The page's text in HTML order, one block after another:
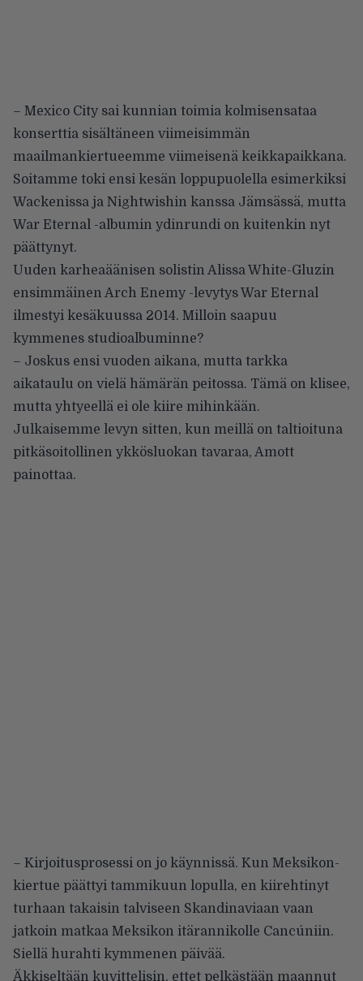
– Mexico City sai kunnian toimia kolmisensataa
konserttia sisältäneen viimeisimmän
maailmankiertueemme viimeisenä keikkapaikkana.
Soitamme toki ensi kesän loppupuolella esimerkiksi
Wackenissa ja Nightwishin kanssa Jämsässä, mutta
War Eternal -albumin ydinrundi on kuitenkin nyt
päättynyt.
Uuden karheaäänisen solistin Alissa White-Gluzin
ensimmäinen Arch Enemy -levytys War Eternal
ilmestyi kesäkuussa 2014. Milloin saapuu
kymmenes studioalbuminne?
– Joskus ensi vuoden aikana, mutta tarkka
aikataulu on vielä hämärän peitossa. Tämä on klisee,
mutta yhtyeellä ei ole kiire mihinkään.
Julkaisemme levyn sitten, kun meillä on taltioituna
pitkäsoitollinen ykkösluokan tavaraa, Amott
painottaa.
– Kirjoitusprosessi on jo käynnissä. Kun Meksikon-
kiertue päättyi tammikuun lopulla, en kiirehtinyt
turhaan takaisin talviseen Skandinaviaan vaan
jatkoin matkaa Meksikon itärannikolle Cancúniin.
Siellä hurahti kymmenen päivää.
Äkkiseltään kuvittelisin, ettet pelkästään maannut